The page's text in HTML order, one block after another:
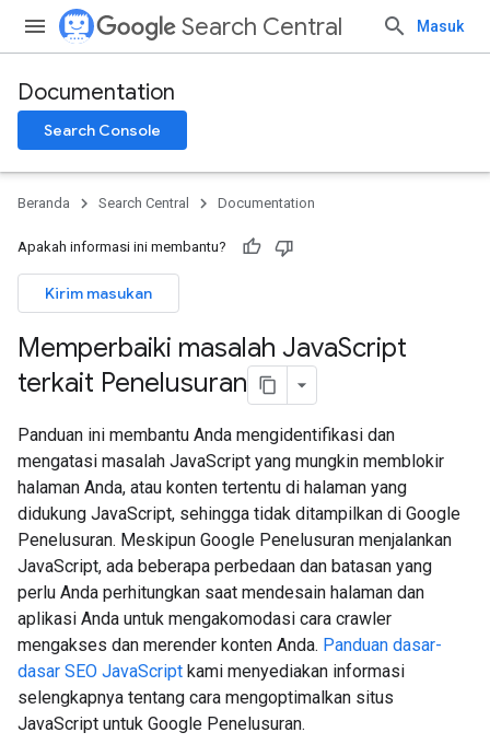
Search Central Masuk
Documentation
Search Console
Beranda Search Central Documentation
Apakah informasi ini membantu?
Kirim masukan
Memperbaiki masalah JavaScript
terkait Penelusuran
Panduan ini membantu Anda mengidentifikasi dan
mengatasi masalah JavaScript yang mungkin memblokir
halaman Anda, atau konten tertentu di halaman yang
didukung JavaScript, sehingga tidak ditampilkan di Google
Penelusuran. Meskipun Google Penelusuran menjalankan
JavaScript, ada beberapa perbedaan dan batasan yang
perlu Anda perhitungkan saat mendesain halaman dan
aplikasi Anda untuk mengakomodasi cara crawler
mengakses dan merender konten Anda. Panduan dasar-
dasar SEO JavaScript kami menyediakan informasi
selengkapnya tentang cara mengoptimalkan situs
JavaScript untuk Google Penelusuran.